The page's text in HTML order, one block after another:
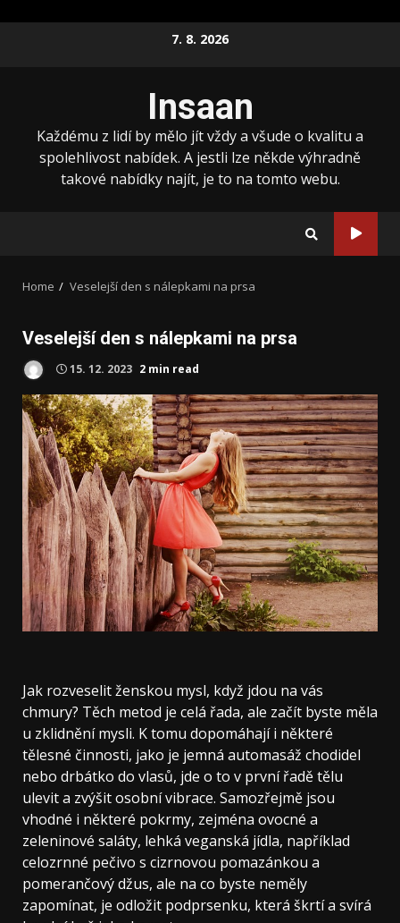
7. 8. 2026
Insaan
Každému z lidí by mělo jít vždy a všude o kvalitu a
spolehlivost nabídek. A jestli lze někde výhradně
takové nabídky najít, je to na tomto webu.
Home Veselejší den s nálepkami na prsa
Veselejší den s nálepkami na prsa
15. 12. 2023 2 min read
Jak rozveselit ženskou mysl, když jdou na vás
chmury? Těch metod je celá řada, ale začít byste měla
u zklidnění mysli. K tomu dopomáhají i některé
tělesné činnosti, jako je jemná automasáž chodidel
nebo drbátko do vlasů, jde o to v první řadě tělu
ulevit a zvýšit osobní vibrace. Samozřejmě jsou
vhodné i některé pokrmy, zejména ovocné a
zeleninové saláty, lehká veganská jídla, například
celozrnné pečivo s cizrnovou pomazánkou a
pomerančový džus, ale na co byste neměly
zapomínat, je odložit podprsenku, která škrtí a svírá